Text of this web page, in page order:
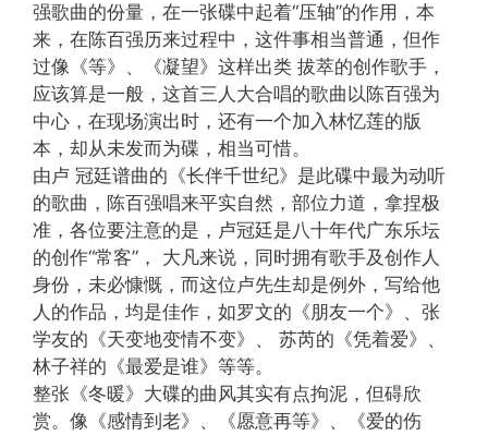
强歌曲的份量，在一张碟中起着“压轴”的作用，本
来，在陈百强历来过程中，这件事相当普通，但作
过像《等》、《凝望》这样出类 拔萃的创作歌手，
应该算是一般，这首三人大合唱的歌曲以陈百强为
中心，在现场演出时，还有一个加入林忆莲的版
本，却从未发而为碟，相当可惜。
由卢 冠廷谱曲的《长伴千世纪》是此碟中最为动听
的歌曲，陈百强唱来平实自然，部位力道，拿捏极
准，各位要注意的是，卢冠廷是八十年代广东乐坛
的创作“常客”， 大凡来说，同时拥有歌手及创作人
身份，未必慷慨，而这位卢先生却是例外，写给他
人的作品，均是佳作，如罗文的《朋友一个》、张
学友的《天变地变情不变》、 苏芮的《凭着爱》、
林子祥的《最爱是谁》等等。
整张《冬暖》大碟的曲风其实有点拘泥，但碍欣
赏。像《感情到老》、《愿意再等》、《爱的伤